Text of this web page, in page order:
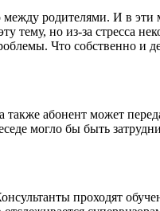
родителями. И в эти
но из-за стресса
Что собственно и
абонент может
могло бы быть
проходят